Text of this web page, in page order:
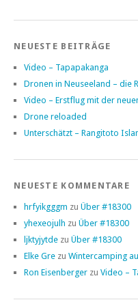
NEUESTE BEITRÄGE
Video – Tapapakanga
Dronen in Neuseeland – die
Video – Erstflug mit der
Drone reloaded
Unterschätzt – Rangitoto
NEUESTE KOMMENTARE
hrfyikgggm zu Über #18300
yhexeojulh zu Über #18300
ljktyjytde zu Über #18300
Elke Gre zu Wintercamping
Ron Eisenberger zu Video –